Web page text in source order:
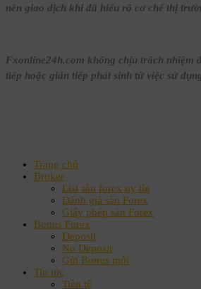
nên giao dịch khi đã hiểu rõ cơ chế thị
Fxonline24h.com không chịu trách nhiệm
tiếp hoặc gián tiếp phát sinh từ việc sử
Trang chủ
Broker
List sàn forex uy tín
Đánh giá sàn Forex
Giấy phép sàn Forex
Bonus Forex
Deposit
No Deposit
Gửi Bonus mới
Tin tức
Tiền tệ